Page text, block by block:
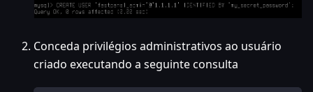
Conceda privilégios administrativos ao usuário
criado executando a seguinte consulta